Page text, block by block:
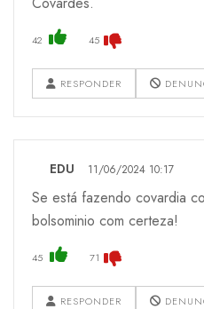
42 45
RESPONDER
EDU 11/06/2024 10:17
Se está fazendo covardia
bolsominio com certeza!
45 71
RESPONDER